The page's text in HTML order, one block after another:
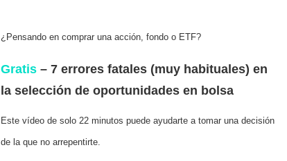
¿Pensando en comprar una acción, fondo o ETF?
Gratis– 7 errores fatales (muy habituales) en
la selección de oportunidades en bolsa
Este vídeo de solo 22 minutos puede ayudarte a tomar una decisión
de la que no arrepentirte.